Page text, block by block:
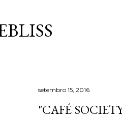
setembro 15, 2016
"CAFÉ